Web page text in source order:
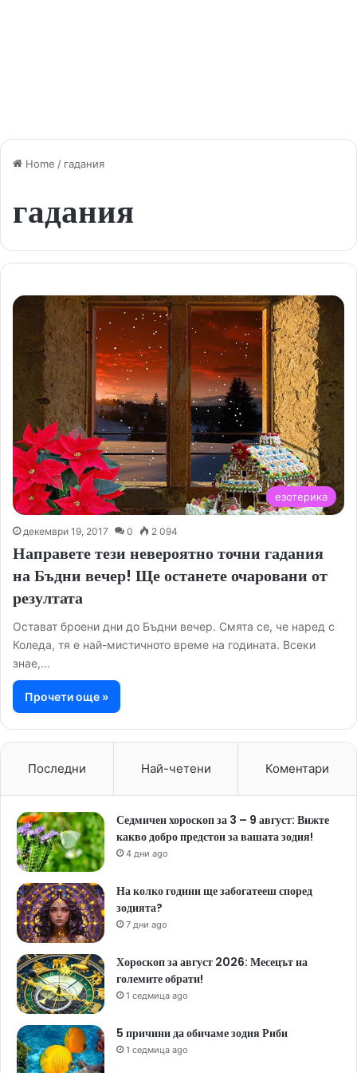
Home / гадания
гадания
езотерика
декември 19, 2017 0 2 094
Направете тези невероятно точни гадания
на Бъдни вечер! Ще останете очаровани от
резултата
Остават броени дни до Бъдни вечер. Смята се, че наред с
Коледа, тя е най-мистичното време на годината. Всеки
знае,…
Прочети още »
Последни Най-четени Коментари
Седмичен хороскоп за 3 – 9 август: Вижте
какво добро предстои за вашата зодия!
4 дни ago
На колко години ще забогатееш според
зодията?
7 дни ago
Хороскоп за август 2026: Месецът на
големите обрати!
1 седмица ago
5 причини да обичаме зодия Риби
1 седмица ago